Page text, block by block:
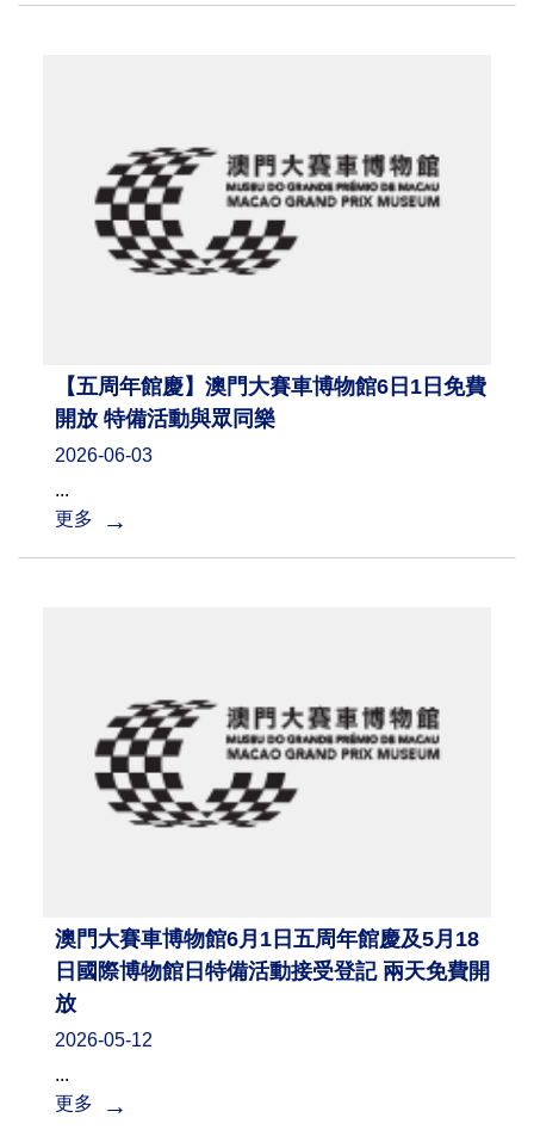
【五周年館慶】澳門大賽車博物館6日1日免費
開放 特備活動與眾同樂
2026-06-03
...
更多
澳門大賽車博物館6月1日五周年館慶及5月18
日國際博物館日特備活動接受登記 兩天免費開
放
2026-05-12
...
更多